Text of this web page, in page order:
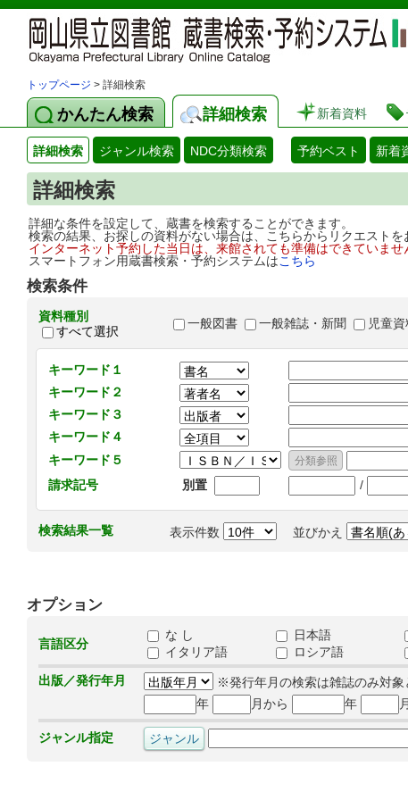
トップページ > 詳細検索
かんたん検索 詳細検索 新着資料
詳細検索 ジャンル検索 NDC分類検索 予約ベスト 新着
詳細検索
詳細な条件を設定して、蔵書を検索することができます。
検索の結果、お探しの資料がない場合は、こちらからリクエスト
インターネット予約した当日は、来館されても準備はできていま
スマートフォン用蔵書検索・予約システムはこちら
検索条件
資料種別
すべて選択
一般図書 一般雑誌・新聞 児童
キーワード１
キーワード２
キーワード３
キーワード４
キーワード５
請求記号
別置 /
検索結果一覧 表示件数 並びかえ
オプション
言語区分
な し 日本語
イタリア語
ロシア語
出版／発行年月
※発行年月の検索は雑誌のみ対象
年
月から 年
ジャンル指定